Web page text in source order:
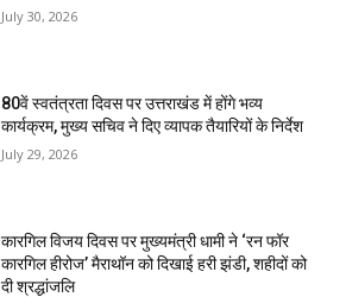
July 30, 2026
80वें स्वतंत्रता दिवस पर उत्तराखंड में होंगे भव्य
कार्यक्रम, मुख्य सचिव ने दिए व्यापक तैयारियों के निर्देश
July 29, 2026
कारगिल विजय दिवस पर मुख्यमंत्री धामी ने ‘रन फॉर
कारगिल हीरोज’ मैराथॉन को दिखाई हरी झंडी, शहीदों को
दी श्रद्धांजलि